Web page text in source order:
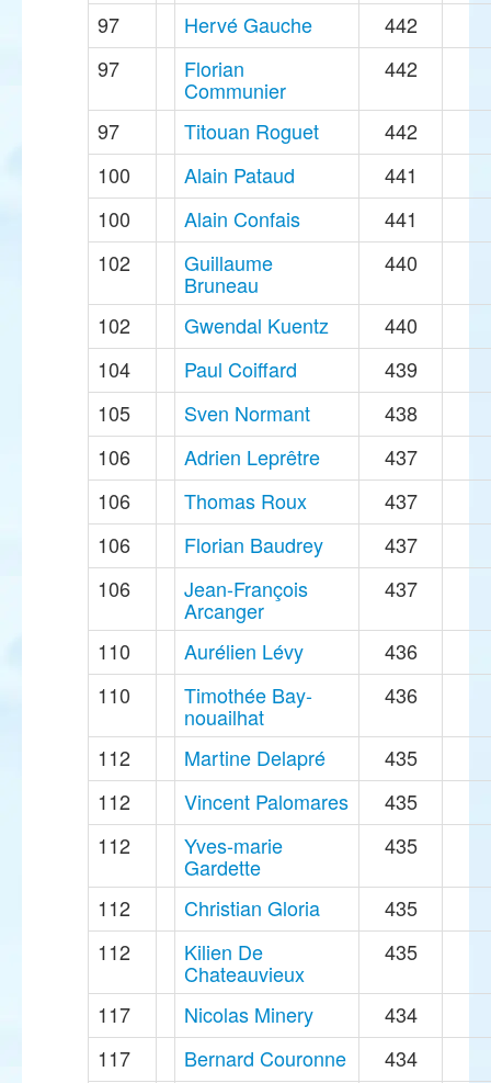
97 Hervé Gauche
442
97
Florian
Communier
442
97 Titouan Roguet
442
100
Alain Pataud
441
100
Alain Confais
441
102
Guillaume
Bruneau
440
102 Gwendal Kuentz
440
104
Paul Coiffard
439
105
Sven Normant
438
106
Adrien Leprêtre
437
106
Thomas Roux
437
106
Florian Baudrey
437
106
Jean-François
Arcanger
437
110 Aurélien Lévy
436
110
Timothée Bay-
nouailhat
436
112 Martine Delapré
435
112
Vincent Palomares
435
112
Yves-marie
Gardette
435
112 Christian Gloria
435
112
Kilien De
Chateauvieux
435
117 Nicolas Minery
434
117
Bernard Couronne 434